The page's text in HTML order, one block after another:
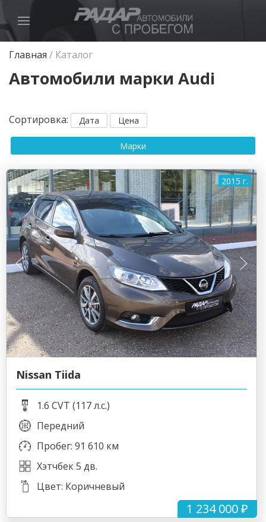
Главная / Каталог
Автомобили марки Audi
Сортировка: Дата Цена
Марки
2015 г.
1 234 000 ₽
Nissan Tiida
1.6 CVT (117 л.с.)
Передний
Пробег: 91 610 км
Хэтчбек 5 дв.
Цвет: Коричневый